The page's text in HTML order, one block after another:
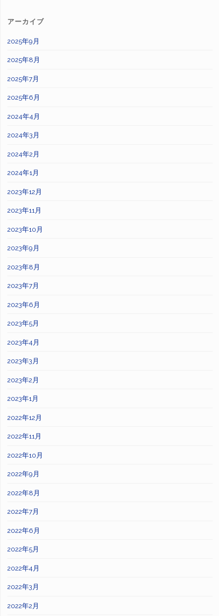
アーカイブ
2025年9月
2025年8月
2025年7月
2025年6月
2024年4月
2024年3月
2024年2月
2024年1月
2023年12月
2023年11月
2023年10月
2023年9月
2023年8月
2023年7月
2023年6月
2023年5月
2023年4月
2023年3月
2023年2月
2023年1月
2022年12月
2022年11月
2022年10月
2022年9月
2022年8月
2022年7月
2022年6月
2022年5月
2022年4月
2022年3月
2022年2月